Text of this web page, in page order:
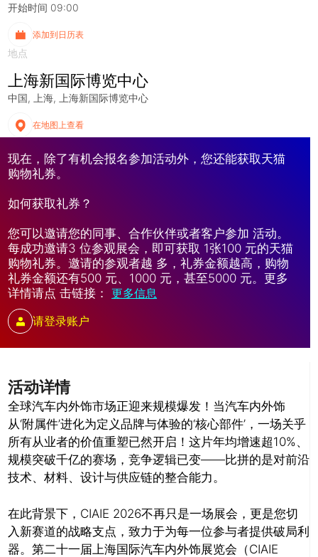
活动详情
全球汽车内外饰市场正迎来规模爆发！当汽车内外饰
从‘附属件’进化为定义品牌与体验的‘核心部件’，一场关乎
所有从业者的价值重塑已然开启！这片年均增速超10%、
规模突破千亿的赛场，竞争逻辑已变——比拼的是对前沿
技术、材料、设计与供应链的整合能力。
在此背景下，CIAIE 2026不再只是一场展会，更是您切
入新赛道的战略支点，致力于为每一位参与者提供破局利
器。第二十一届上海国际汽车内外饰展览会（CIAIE
开始时间 09:00
添加到日历表
地点
上海新国际博览中心
中国 上海 上海新国际博览中心
在地图上查看
现在，除了有机会报名参加活动外，您还能获取天猫
购物礼券。
如何获取礼券？
您可以邀请您的同事、合作伙伴或者客户参加 活动。
每成功邀请3 位参观展会，即可获取 1张100 元的天猫
购物礼券。邀请的参观者越 多，礼券金额越高，购物
礼券金额还有500 元、1000 元，甚至5000 元。更多
详情请点 击链接： 更多信息
请登录账户